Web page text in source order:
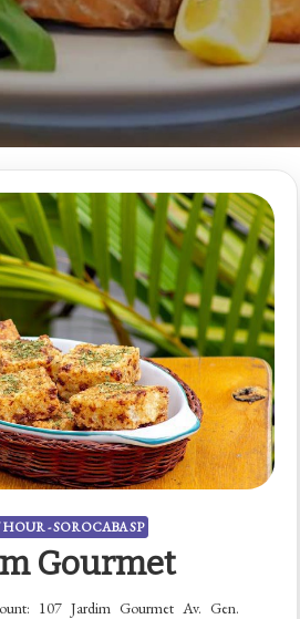
- SOROCABA SP
Gourmet
107 Jardim Gourmet Av. Gen.